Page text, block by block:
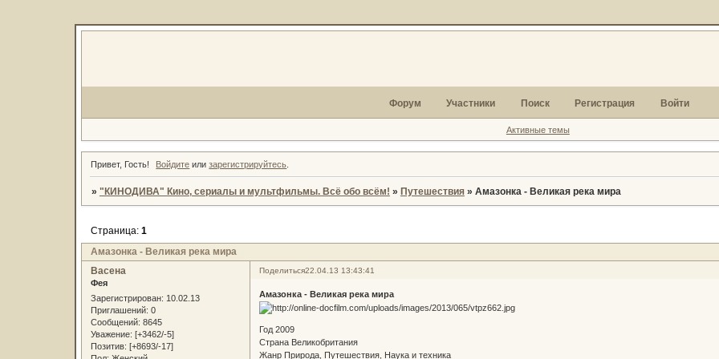
Форум Участники Поиск Регистрация Войти
Активные темы
Привет, Гость! Войдите илизарегистрируйтесь
» "КИНОДИВА" Кино, сериалы и мультфильмы. Всё обо всём! » Путешествия » Амазонка - Великая река мира
Амазонка - Великая река мира
Страница: 1
Поделиться22.04.13 13:43:41
Васена
Фея
Зарегистрирован: 10.02.13
Приглашений: 0
Сообщений: 8645
Уважение: [+3462/-5]
Позитив: [+8693/-17]
Амазонка - Великая река мира
Год 2009
Страна Великобритания
Жанр Природа, Путешествия, Наука и техника